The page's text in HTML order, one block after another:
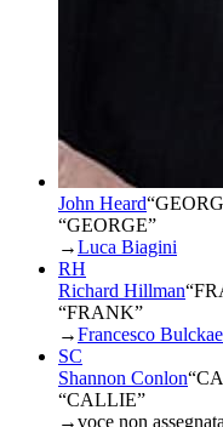
John Heard“
“GEORGE”
→Luca Biagini
RH
Richard Hillman“
“FRANK”
→Francesco
SC
Shannon Conlon“
“CALLIE”
→voce non assegnata